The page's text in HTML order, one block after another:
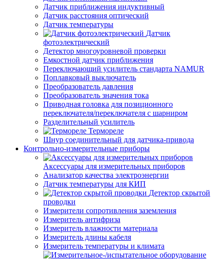
Датчик приближения индуктивный
Датчик расстояния оптический
Датчик температуры
Датчик
фотоэлектрический
Детектор многоуровневой проверки
Емкостной датчик приближения
Переключающий усилитель стандарта NAMUR
Поплавковый выключатель
Преобразователь давления
Преобразователь значения тока
Приводная головка для позиционного
переключателя/переключателя с шарниром
Разделительный усилитель
Термореле
Шнур соединительный для датчика-привода
Контрольно-измерительные приборы
Аксессуары для измерительных приборов
Анализатор качества электроэнергии
Датчик температуры для КИП
Детектор скрытой
проводки
Измерители сопротивления заземления
Измеритель антифриза
Измеритель влажности материала
Измеритель длины кабеля
Измеритель температуры и климата